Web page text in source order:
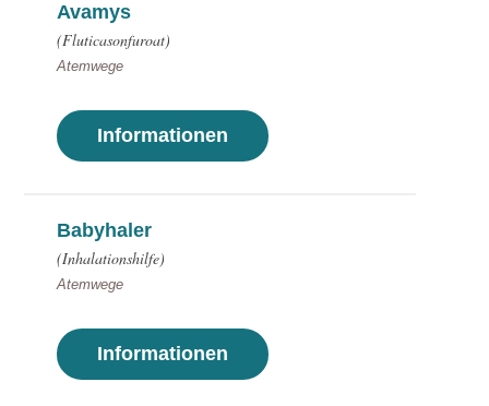
Avamys
(Fluticasonfuroat)
Atemwege
Informationen
Babyhaler
(Inhalationshilfe)
Atemwege
Informationen